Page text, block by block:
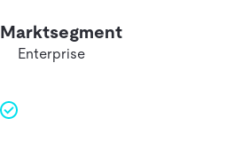
Marktsegment
Enterprise